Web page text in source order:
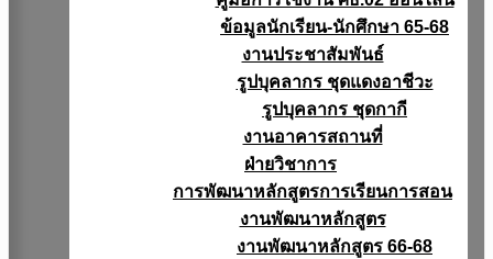
ข้อมูลนักเรียน-นักศึกษา 65-68
งานประชาสัมพันธ์
รูปบุคลากร ชุดแดงอาชีวะ
รูปบุคลากร ชุดกากี
งานอาคารสถานที่
ฝ่ายวิชาการ
การพัฒนาหลักสูตรการเรียนการสอน
งานพัฒนาหลักสูตร
งานพัฒนาหลักสูตร 66-68